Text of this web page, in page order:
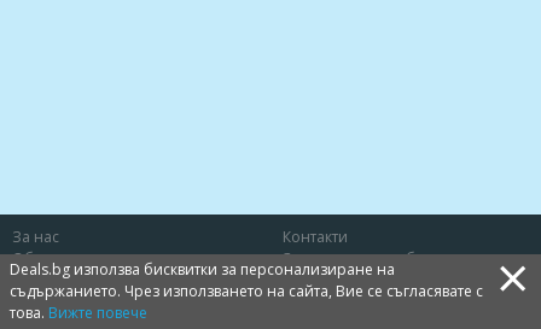
За нас
Контакти
Общи условия
Защита на потребителя
Политика за лични данни
Бисквитки
Deals.bg използва бисквитки за персонализиране на
съдържанието. Чрез използването на сайта, Вие се съгласявате с
това. Вижте повече ×